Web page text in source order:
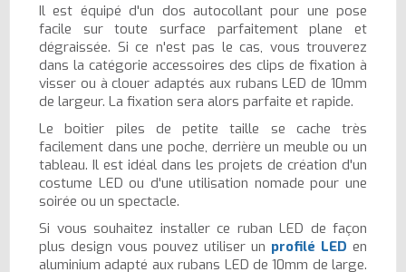
Il est équipé d'un dos autocollant pour une pose
facile sur toute surface parfaitement plane et
dégraissée. Si ce n'est pas le cas, vous trouverez
dans la catégorie accessoires des clips de fixation à
visser ou à clouer adaptés aux rubans LED de 10mm
de largeur. La fixation sera alors parfaite et rapide.
Le boitier piles de petite taille se cache très
facilement dans une poche, derrière un meuble ou un
tableau. Il est idéal dans les projets de création d'un
costume LED ou d'une utilisation nomade pour une
soirée ou un spectacle.
Si vous souhaitez installer ce ruban LED de façon
plus design vous pouvez utiliser un profilé LED en
aluminium adapté aux rubans LED de 10mm de large.